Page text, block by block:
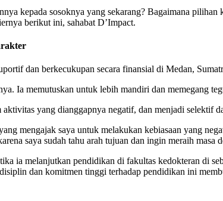
kepada sosoknya yang sekarang? Bagaimana
berikut ini, sahabat D’Impact.
dan berkecukupan secara finansial di Medan,
Ia memutuskan untuk lebih mandiri dan memegang
yang dianggapnya negatif, dan menjadi selektif
mengajak saya untuk melakukan kebiasaan yang
saya sudah tahu arah tujuan dan ingin meraih masa
ia melanjutkan pendidikan di fakultas kedokteran di
dan komitmen tinggi terhadap pendidikan ini